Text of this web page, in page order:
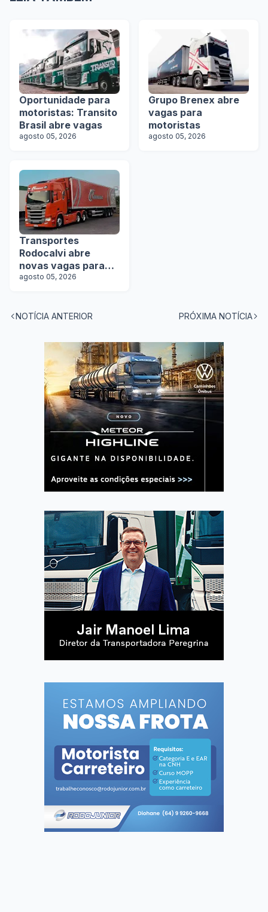
Oportunidade para
motoristas: Transito
Brasil abre vagas
agosto 05, 2026
Grupo Brenex abre
vagas para
motoristas
agosto 05, 2026
Transportes
Rodocalvi abre
novas vagas para
motoristas
agosto 05, 2026
NOTÍCIA ANTERIOR PRÓXIMA NOTÍCIA